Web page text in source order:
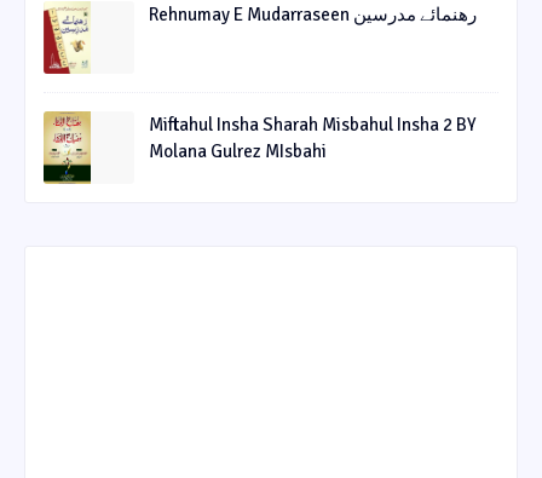
Rehnumay E Mudarraseen رهنمائے مدرسین
Miftahul Insha Sharah Misbahul Insha 2 BY
Molana Gulrez MIsbahi